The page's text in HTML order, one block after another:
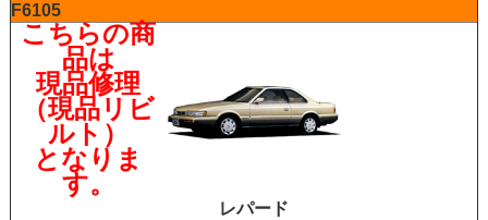
F6105
こちらの商
品は
現品修理
（現品リビ
ルト）
となりま
す。
レパード